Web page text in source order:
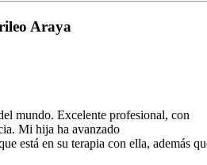
Araya
mundo. Excelente profesional, con
Mi hija ha avanzado
está en su terapia con ella, además